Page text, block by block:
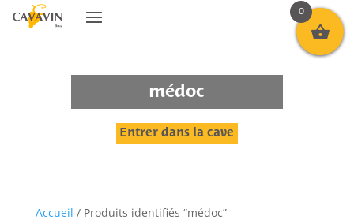
médoc
Entrer dans la cave
Accueil / Produits identifiés “médoc”
0